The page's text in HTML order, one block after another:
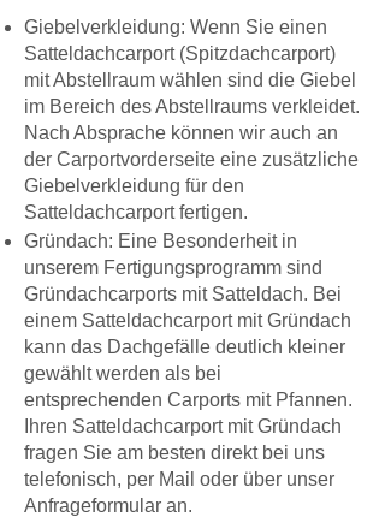
Giebelverkleidung: Wenn Sie einen
Satteldachcarport (Spitzdachcarport)
mit Abstellraum wählen sind die Giebel
im Bereich des Abstellraums verkleidet.
Nach Absprache können wir auch an
der Carportvorderseite eine zusätzliche
Giebelverkleidung für den
Satteldachcarport fertigen.
Gründach: Eine Besonderheit in
unserem Fertigungsprogramm sind
Gründachcarports mit Satteldach. Bei
einem Satteldachcarport mit Gründach
kann das Dachgefälle deutlich kleiner
gewählt werden als bei
entsprechenden Carports mit Pfannen.
Ihren Satteldachcarport mit Gründach
fragen Sie am besten direkt bei uns
telefonisch, per Mail oder über unser
Anfrageformular an.